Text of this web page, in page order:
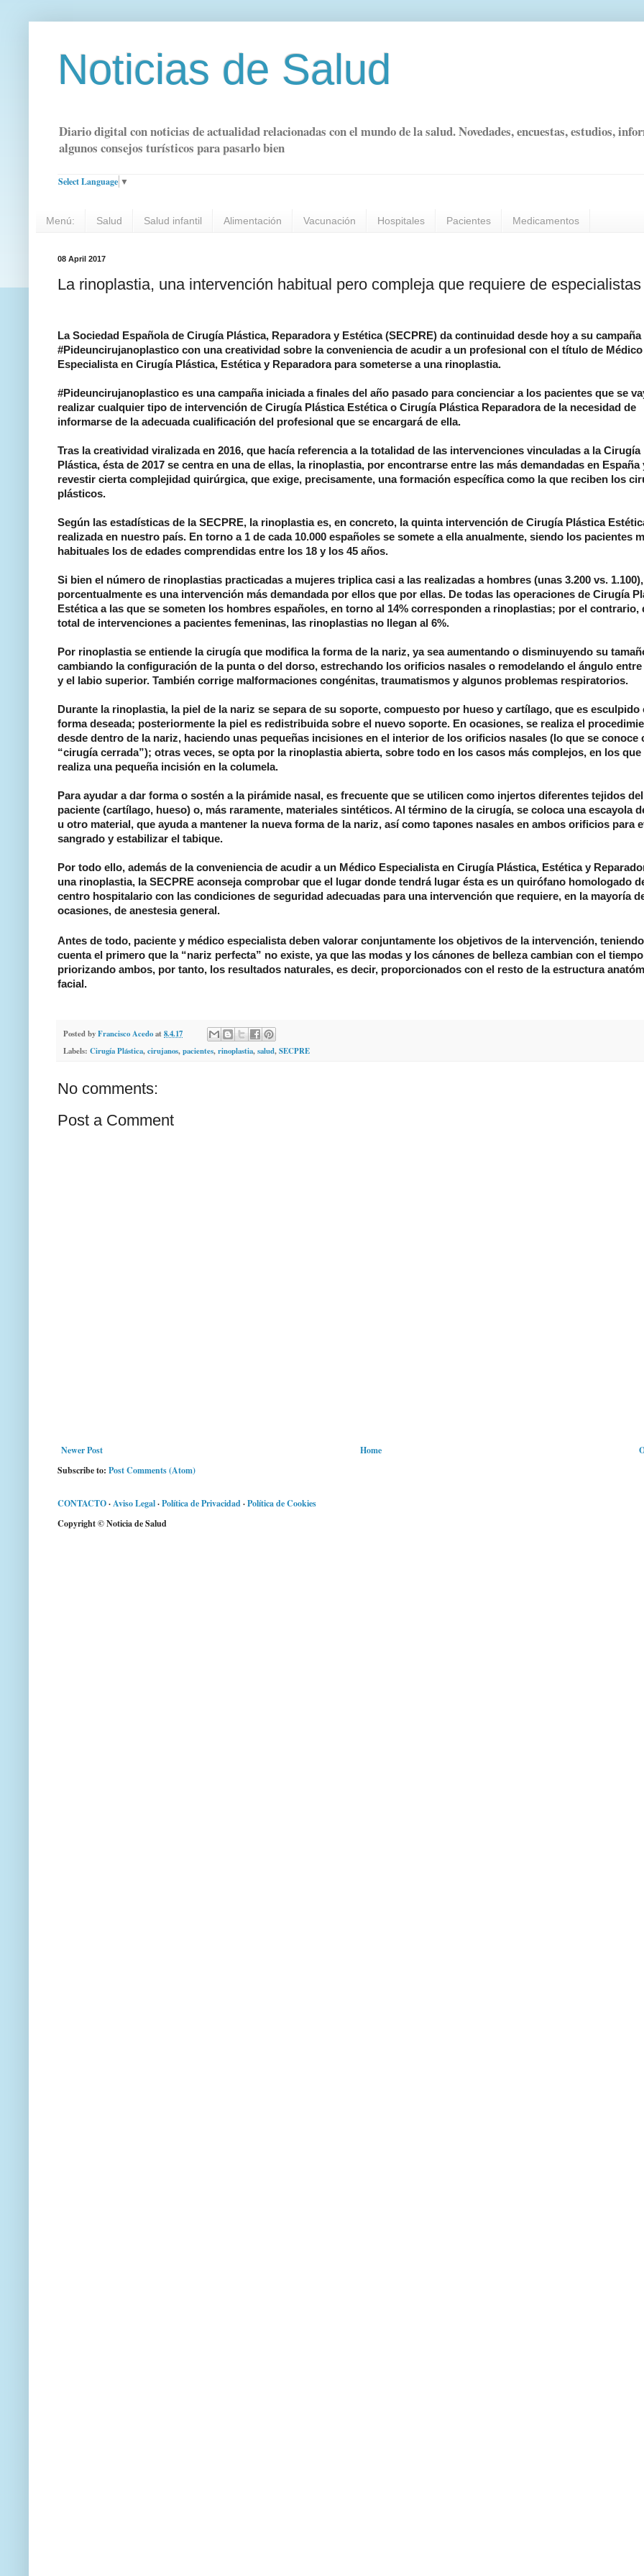
Noticias de Salud
Diario digital con noticias de actualidad relacionadas con el mundo de la salud. Novedades, encuestas, estudios,
algunos consejos turísticos para pasarlo bien
Select Language ▼
Menú: Salud Salud infantil Alimentación Vacunación Hospitales Pacientes Medicamentos
08 April 2017
La rinoplastia, una intervención habitual pero compleja que requiere de especialistas
La Sociedad Española de Cirugía Plástica, Reparadora y Estética (SECPRE) da continuidad desde hoy a su
#Pideuncirujanoplastico con una creatividad sobre la conveniencia de acudir a un profesional con el título de Médico
Especialista en Cirugía Plástica, Estética y Reparadora para someterse a una rinoplastia.
#Pideuncirujanoplastico es una campaña iniciada a finales del año pasado para concienciar a los pacientes que se
realizar cualquier tipo de intervención de Cirugía Plástica Estética o Cirugía Plástica Reparadora de la necesidad de
informarse de la adecuada cualificación del profesional que se encargará de ella.
Tras la creatividad viralizada en 2016, que hacía referencia a la totalidad de las intervenciones vinculadas a la Cirugía
Plástica, ésta de 2017 se centra en una de ellas, la rinoplastia, por encontrarse entre las más demandadas en España
revestir cierta complejidad quirúrgica, que exige, precisamente, una formación específica como la que reciben los
plásticos.
Según las estadísticas de la SECPRE, la rinoplastia es, en concreto, la quinta intervención de Cirugía Plástica
realizada en nuestro país. En torno a 1 de cada 10.000 españoles se somete a ella anualmente, siendo los pacientes
habituales los de edades comprendidas entre los 18 y los 45 años.
Si bien el número de rinoplastias practicadas a mujeres triplica casi a las realizadas a hombres (unas 3.200 vs. 1.100),
porcentualmente es una intervención más demandada por ellos que por ellas. De todas las operaciones de Cirugía
Estética a las que se someten los hombres españoles, en torno al 14% corresponden a rinoplastias; por el contrario,
total de intervenciones a pacientes femeninas, las rinoplastias no llegan al 6%.
Por rinoplastia se entiende la cirugía que modifica la forma de la nariz, ya sea aumentando o disminuyendo su
cambiando la configuración de la punta o del dorso, estrechando los orificios nasales o remodelando el ángulo
y el labio superior. También corrige malformaciones congénitas, traumatismos y algunos problemas respiratorios.
Durante la rinoplastia, la piel de la nariz se separa de su soporte, compuesto por hueso y cartílago, que es esculpido
forma deseada; posteriormente la piel es redistribuida sobre el nuevo soporte. En ocasiones, se realiza el
desde dentro de la nariz, haciendo unas pequeñas incisiones en el interior de los orificios nasales (lo que se conoce
“cirugía cerrada”); otras veces, se opta por la rinoplastia abierta, sobre todo en los casos más complejos, en los que
realiza una pequeña incisión en la columela.
Para ayudar a dar forma o sostén a la pirámide nasal, es frecuente que se utilicen como injertos diferentes tejidos
paciente (cartílago, hueso) o, más raramente, materiales sintéticos. Al término de la cirugía, se coloca una escayola
u otro material, que ayuda a mantener la nueva forma de la nariz, así como tapones nasales en ambos orificios para
sangrado y estabilizar el tabique.
Por todo ello, además de la conveniencia de acudir a un Médico Especialista en Cirugía Plástica, Estética y
una rinoplastia, la SECPRE aconseja comprobar que el lugar donde tendrá lugar ésta es un quirófano homologado
centro hospitalario con las condiciones de seguridad adecuadas para una intervención que requiere, en la mayoría
ocasiones, de anestesia general.
Antes de todo, paciente y médico especialista deben valorar conjuntamente los objetivos de la intervención,
cuenta el primero que la “nariz perfecta” no existe, ya que las modas y los cánones de belleza cambian con el
priorizando ambos, por tanto, los resultados naturales, es decir, proporcionados con el resto de la estructura
facial.
Posted byFrancisco Acedoat 8.4.17
Labels: Cirugía Plástica,cirujanos,pacientes,rinoplastia,salud,SECPRE
No comments:
Post a Comment
Newer Post
Home
Subscribe to: Post Comments (Atom)
CONTACTO·Aviso Legal·Política de Privacidad·Política de Cookies
Copyright © Noticia de Salud